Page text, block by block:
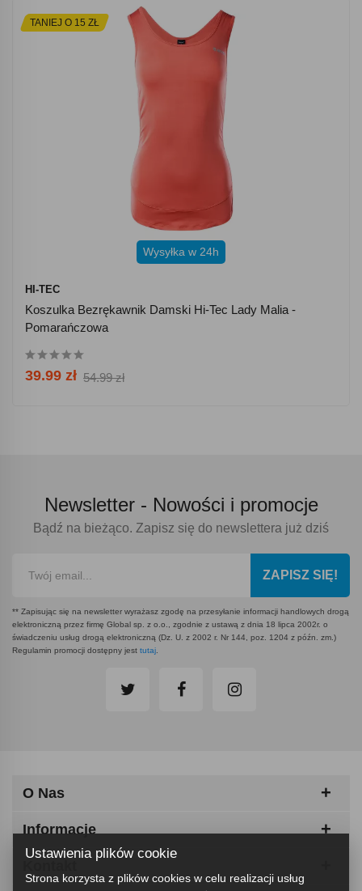
TANIEJ O 15 ZŁ
Wysyłka w 24h
HI-TEC
Koszulka Bezrękawnik Damski Hi-Tec Lady Malia -
Pomarańczowa
39.99 zł 54.99 zł
Newsletter - Nowości i promocje
Bądź na bieżąco. Zapisz się do newslettera już dziś
ZAPISZ SIĘ!
** Zapisując się na newsletter wyrażasz zgodę na przesyłanie informacji handlowych drogą
elektroniczną przez firmę Global sp. z o.o., zgodnie z ustawą z dnia 18 lipca 2002r. o
świadczeniu usług drogą elektroniczną (Dz. U. z 2002 r. Nr 144, poz. 1204 z późn. zm.)
Regulamin promocji dostępny jest tutaj.
O Nas
Informacje
Ustawienia plików cookie
Strona korzysta z plików cookies w celu realizacji usług